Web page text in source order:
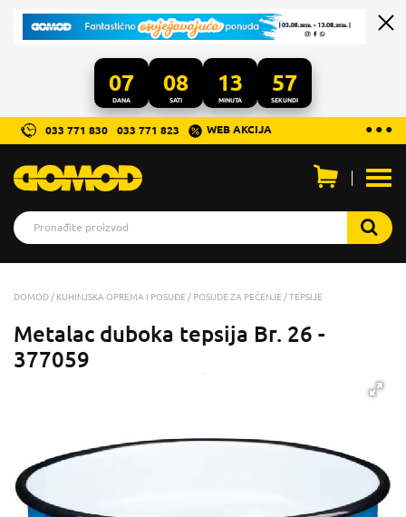
07
DANA
08
SATI
13
MINUTA
57
SEKUNDI
...
● ● ●
033 771 830 033 771 823 WEB AKCIJA
DOMOD KUHINJSKA OPREMA I POSUĐE POSUDE ZA PEČENJE TEPSIJE
Metalac duboka tepsija Br. 26 -
377059